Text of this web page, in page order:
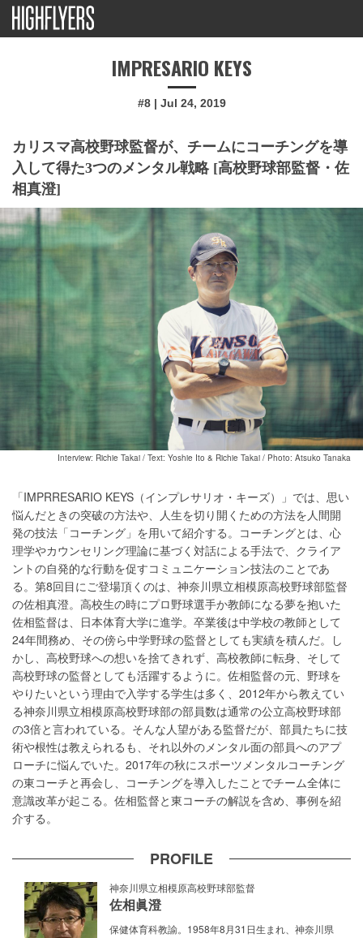
IMPRESARIO KEYS
#8 | Jul 24, 2019
カリスマ高校野球監督が、チームにコーチングを導
入して得た3つのメンタル戦略 [高校野球部監督・佐
相真澄]
Interview: Richie Takai / Text: Yoshie Ito & Richie Takai / Photo: Atsuko Tanaka
「IMPRRESARIO KEYS（インプレサリオ・キーズ）」では、思い
悩んだときの突破の方法や、人生を切り開くための方法を人間開
発の技法「コーチング」を用いて紹介する。コーチングとは、心
理学やカウンセリング理論に基づく対話による手法で、クライア
ントの自発的な行動を促すコミュニケーション技法のことであ
る。第8回目にご登場頂くのは、神奈川県立相模原高校野球部監督
の佐相真澄。高校生の時にプロ野球選手か教師になる夢を抱いた
佐相監督は、日本体育大学に進学。卒業後は中学校の教師として
24年間務め、その傍ら中学野球の監督としても実績を積んだ。し
かし、高校野球への想いを捨てきれず、高校教師に転身、そして
高校野球の監督としても活躍するように。佐相監督の元、野球を
やりたいという理由で入学する学生は多く、2012年から教えてい
る神奈川県立相模原高校野球部の部員数は通常の公立高校野球部
の3倍と言われている。そんな人望がある監督だが、部員たちに技
術や根性は教えられるも、それ以外のメンタル面の部員へのアプ
ローチに悩んでいた。2017年の秋にスポーツメンタルコーチング
の東コーチと再会し、コーチングを導入したことでチーム全体に
意識改革が起こる。佐相監督と東コーチの解説を含め、事例を紹
介する。
PROFILE
神奈川県立相模原高校野球部監督
佐相眞澄
保健体育科教諭。1958年8月31日生まれ、神奈川県